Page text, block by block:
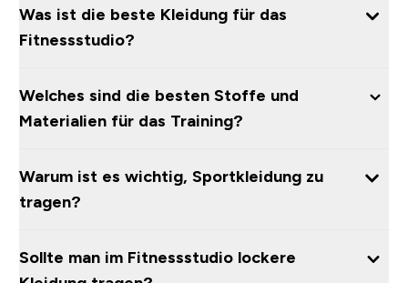
Was ist die beste Kleidung für das
Fitnessstudio?
Welches sind die besten Stoffe und
Materialien für das Training?
Warum ist es wichtig, Sportkleidung zu
tragen?
Sollte man im Fitnessstudio lockere